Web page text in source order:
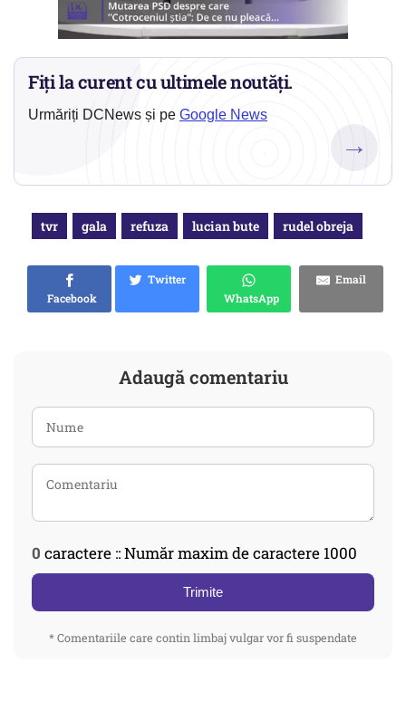
Fiți la curent cu ultimele noutăți.
Urmăriți DCNews și pe Google News
→
tvr gala refuza lucian bute rudel obreja
Facebook
Twitter
WhatsApp
Email
Adaugă comentariu
0 caractere :: Număr maxim de caractere 1000
Trimite
* Comentariile care contin limbaj vulgar vor fi suspendate